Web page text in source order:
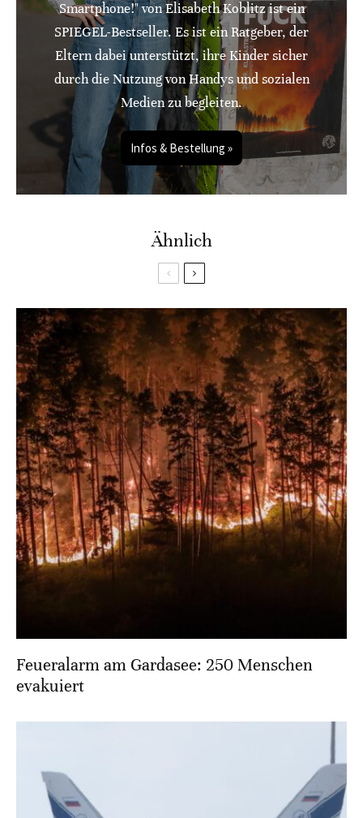
Smartphone!" von Elisabeth Koblitz ist ein
SPIEGEL-Bestseller. Es ist ein Ratgeber, der
Eltern dabei unterstützt, ihre Kinder sicher
durch die Nutzung von Handys und sozialen
Medien zu begleiten.
Infos & Bestellung »
Ähnlich
Feueralarm am Gardasee: 250 Menschen
evakuiert